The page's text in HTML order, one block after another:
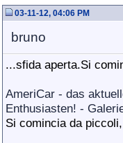
03-11-12, 04:06 PM
bruno
...sfida aperta.Si
AmeriCar - das
Enthusiasten! -
Si comincia da